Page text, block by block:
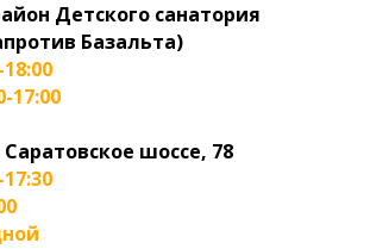
Детского санатория
Базальта)
17:00
Саратовское шоссе, 78